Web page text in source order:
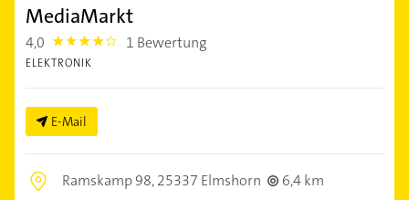
MediaMarkt
4,0 4.0 1 Bewertung
ELEKTRONIK
E-Mail
Ramskamp 98,25337 Elmshorn
6,4 km